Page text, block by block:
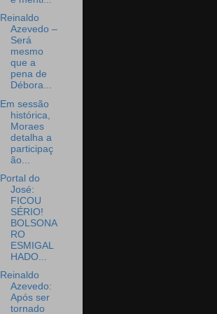
Reinaldo
Azevedo –
Será
mesmo
que a
pena de
Débora...
Em sessão
histórica,
Moraes
detalha a
participaç
ão...
Portal do
José:
FICOU
SÉRIO!
BOLSONA
RO
ESMIGAL
HADO...
Reinaldo
Azevedo:
Após ser
tornado